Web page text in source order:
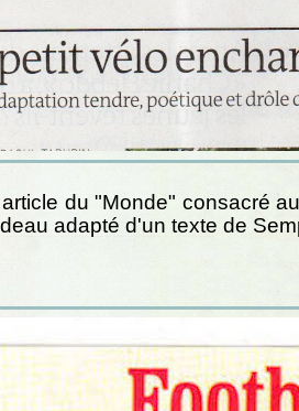
du "Monde" consacré
adapté d'un texte de